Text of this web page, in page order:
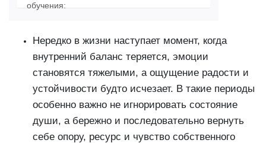
обучения:
Нередко в жизни наступает момент, когда
внутренний баланс теряется, эмоции
становятся тяжелыми, а ощущение радости и
устойчивости будто исчезает. В такие периоды
особенно важно не игнорировать состояние
души, а бережно и последовательно вернуть
себе опору, ресурс и чувство собственного